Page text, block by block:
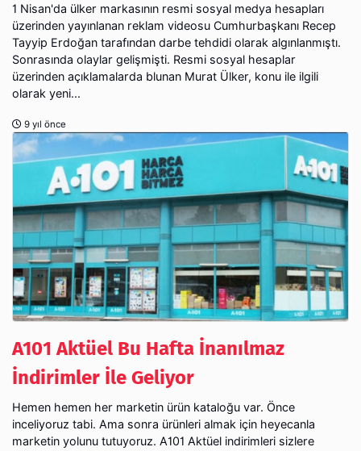
1 Nisan'da ülker markasının resmi sosyal medya hesapları
üzerinden yayınlanan reklam videosu Cumhurbaşkanı Recep
Tayyip Erdoğan tarafından darbe tehdidi olarak algınlanmıştı.
Sonrasında olaylar gelişmişti. Resmi sosyal hesaplar
üzerinden açıklamalarda blunan Murat Ülker, konu ile ilgili
olarak yeni...
9 yıl önce
A101 Aktüel Bu Hafta İnanılmaz
İndirimler İle Geliyor
Hemen hemen her marketin ürün kataloğu var. Önce
inceliyoruz tabi. Ama sonra ürünleri almak için heyecanla
marketin yolunu tutuyoruz. A101 Aktüel indirimleri sizlere